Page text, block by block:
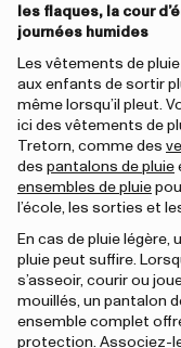
les flaques, la cour
journées humides
Les vêtements de
aux enfants de sortir
même lorsqu’il pleut.
ici des vêtements de
Tretorn, comme des
des pantalons de pluie
ensembles de pluie
l’école, les sorties et
En cas de pluie légère,
pluie peut suffire.
s’asseoir, courir ou
mouillés, un pantalon
ensemble complet
protection. Associez-